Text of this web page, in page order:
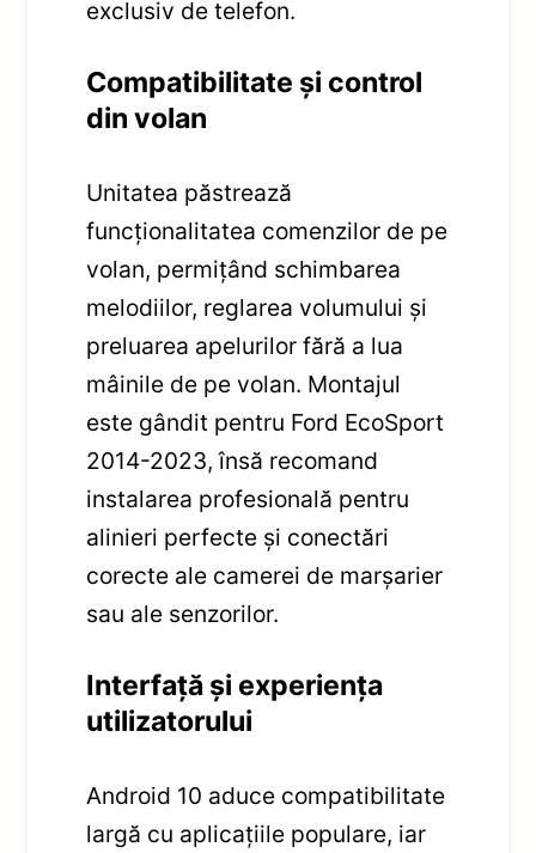
exclusiv de telefon.
Compatibilitate și control
din volan
Unitatea păstrează
funcționalitatea comenzilor de pe
volan, permițând schimbarea
melodiilor, reglarea volumului și
preluarea apelurilor fără a lua
mâinile de pe volan. Montajul
este gândit pentru Ford EcoSport
2014-2023, însă recomand
instalarea profesională pentru
alinieri perfecte și conectări
corecte ale camerei de marșarier
sau ale senzorilor.
Interfață și experiența
utilizatorului
Android 10 aduce compatibilitate
largă cu aplicațiile populare, iar